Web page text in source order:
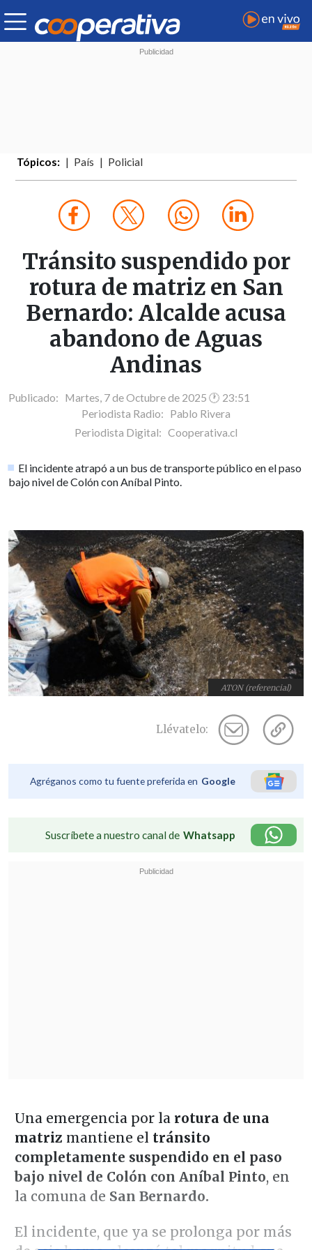
Tópicos: País Policial
Tránsito suspendido por
rotura de matriz en San
Bernardo: Alcalde acusa
abandono de Aguas
Andinas
Publicado: Martes, 7 de Octubre de 2025 🕐 23:51
Periodista Radio: Pablo Rivera
Periodista Digital: Cooperativa.cl
El incidente atrapó a un bus de transporte público en el paso
bajo nivel de Colón con Aníbal Pinto.
ATON (referencial)
Llévatelo:
Agréganos como tu fuente preferida en Google
Suscríbete a nuestro canal de Whatsapp
Una emergencia por la rotura de una
matriz mantiene el tránsito
completamente suspendido en el paso
bajo nivel de Colón con Aníbal Pinto, en
la comuna de San Bernardo.
El incidente, que ya se prolonga por más